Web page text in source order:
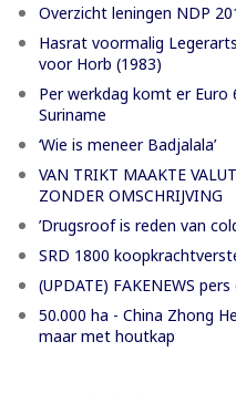
Overzicht leningen NDP
Hasrat voormalig
voor Horb (1983)
Per werkdag komt er Euro
Suriname
‘Wie is meneer Badjalala’
VAN TRIKT MAAKTE
ZONDER OMSCHRIJVING
’Drugsroof is reden van
SRD 1800
(UPDATE) FAKENEWS
50.000 ha - China Zhong
maar met houtkap